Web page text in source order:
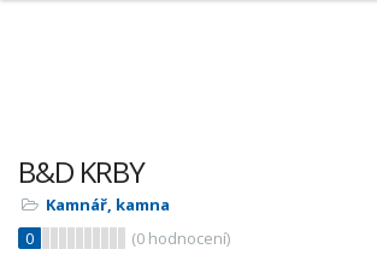
B&D KRBY
Kamnář, kamna
0
(0 hodnocení)